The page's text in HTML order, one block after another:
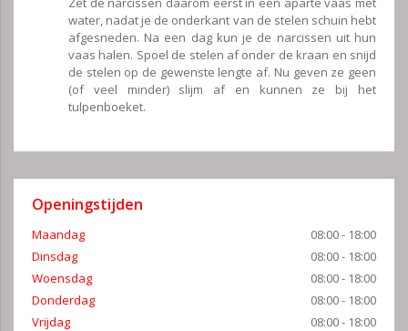
water, nadat je de onderkant van de stelen schuin hebt
afgesneden. Na een dag kun je de narcissen uit hun
vaas halen. Spoel de stelen af onder de kraan en snijd
de stelen op de gewenste lengte af. Nu geven ze geen
(of veel minder) slijm af en kunnen ze bij het
tulpenboeket.
Openingstijden
Maandag
08:00 - 18:00
Dinsdag
08:00 - 18:00
Woensdag
08:00 - 18:00
Donderdag
08:00 - 18:00
Vrijdag
08:00 - 18:00